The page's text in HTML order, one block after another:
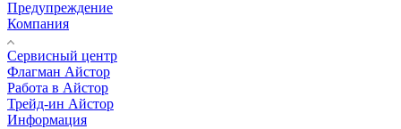
Предупреждение
Компания
Сервисный центр
Флагман Айстор
Работа в Айстор
Трейд-ин Айстор
Информация